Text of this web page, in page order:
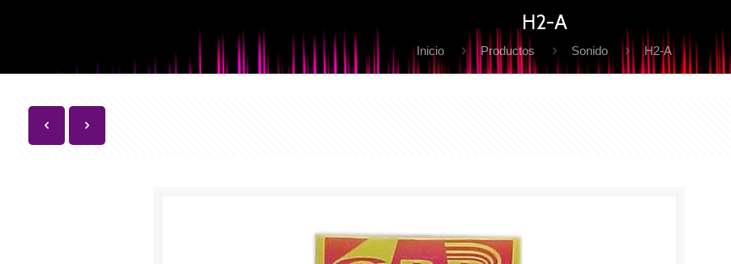
H2-A
Inicio Productos Sonido H2-A